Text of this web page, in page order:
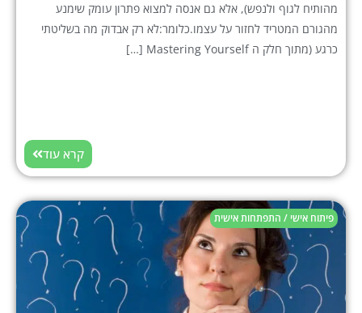
מהותיח לגוף ולנפש), אלא גם אנסה למצוא פתרון עומק שימנע
מהגורם המטריד לחזור על עצמו.כלומר:לא רק אבדוק מה בשליטתי
כרגע (מתוך חלק ה Mastering Yourself […]
קרא עוד
פיתוח אישי / התפתחות אישית